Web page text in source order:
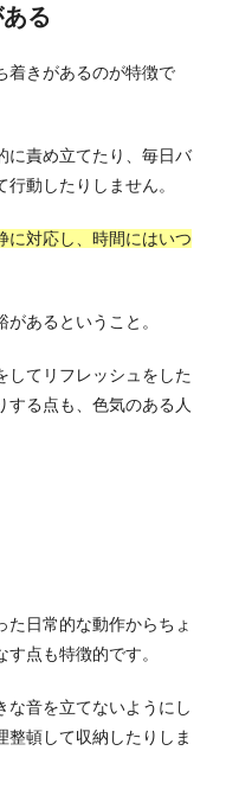
る
着きがあるのが特徴で
に責め立てたり、毎日バ
動したりしません。
に対応し、時間にはいつ
あるということ。
してリフレッシュをした
する点も、色気のある人
た日常的な動作からちょ
点も特徴的です。
な音を立てないようにし
整頓して収納したりしま